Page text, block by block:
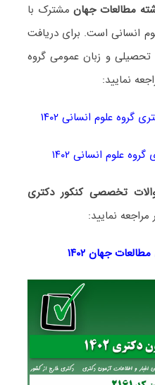
مطالعات جهانمشترک با
انسانی است. برای دریافت
تحصیلی و زبان عمومی گروه
نمایید:
علوم انسانی ۱۴۰۲
علوم انسانی ۱۴۰۲
تخصصی کنکور دکتری
نمایید:
مطالعات جهان ۱۴۰۲